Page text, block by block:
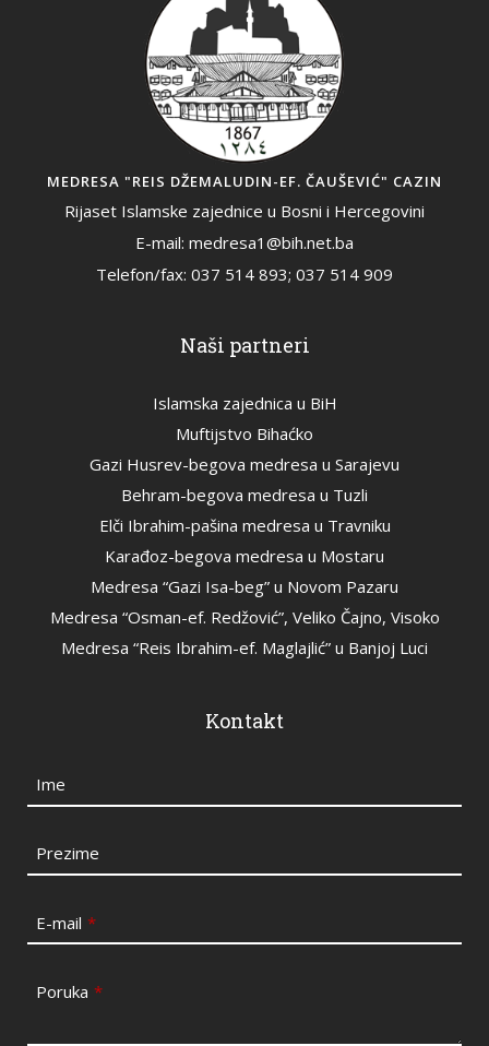
MEDRESA "REIS DŽEMALUDIN-EF. ČAUŠEVIĆ" CAZIN
Rijaset Islamske zajednice u Bosni i Hercegovini
E-mail: medresa1@bih.net.ba
Telefon/fax: 037 514 893; 037 514 909
Naši partneri
Islamska zajednica u BiH
Muftijstvo Bihaćko
Gazi Husrev-begova medresa u Sarajevu
Behram-begova medresa u Tuzli
Elči Ibrahim-pašina medresa u Travniku
Karađoz-begova medresa u Mostaru
Medresa “Gazi Isa-beg” u Novom Pazaru
Medresa “Osman-ef. Redžović”, Veliko Čajno, Visoko
Medresa “Reis Ibrahim-ef. Maglajlić” u Banjoj Luci
Kontakt
Ime
Prezime
E-mail *
Poruka *